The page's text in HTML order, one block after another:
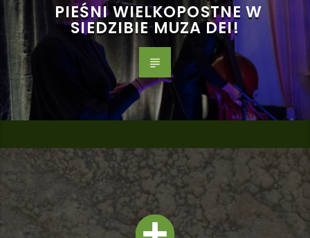
PIEŚNI WIELKOPOSTNE W
SIEDZIBIE MUZA DEI!